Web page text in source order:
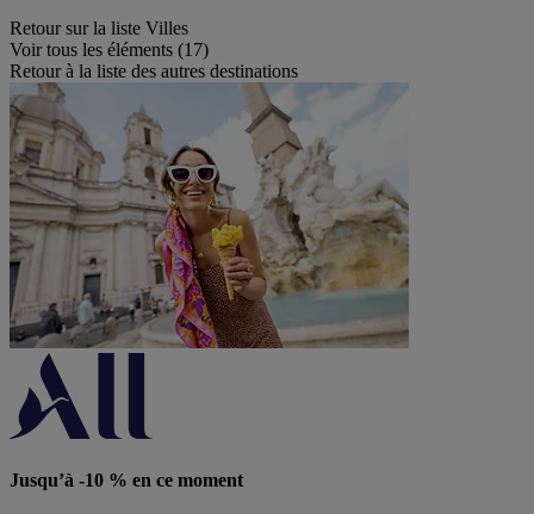
Retour sur la liste Villes
Voir tous les éléments (17)
Retour à la liste des autres destinations
Jusqu’à -10 % en ce moment